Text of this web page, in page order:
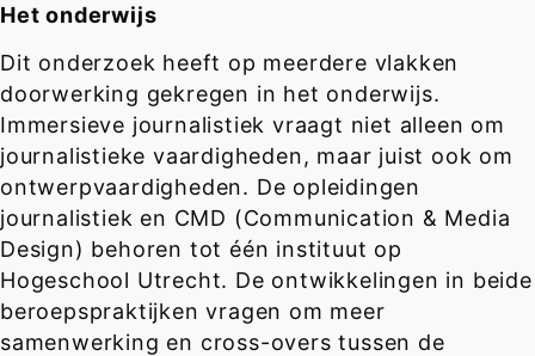
Het onderwijs
Dit onderzoek heeft op meerdere vlakken
doorwerking gekregen in het onderwijs.
Immersieve journalistiek vraagt niet alleen om
journalistieke vaardigheden, maar juist ook om
ontwerpvaardigheden. De opleidingen
journalistiek en CMD (Communication & Media
Design) behoren tot één instituut op
Hogeschool Utrecht. De ontwikkelingen in beide
beroepspraktijken vragen om meer
samenwerking en cross-overs tussen de